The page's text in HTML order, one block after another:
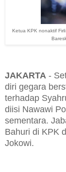
Ketua KPK nonaktif
JAKARTA -
diri gegara
terhadap
diisi Nawawi
sementara.
Bahuri di KPK
Jokowi.